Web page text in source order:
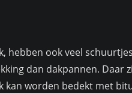
hebben ook veel
dan dakpannen. Daar
kan worden bedekt met